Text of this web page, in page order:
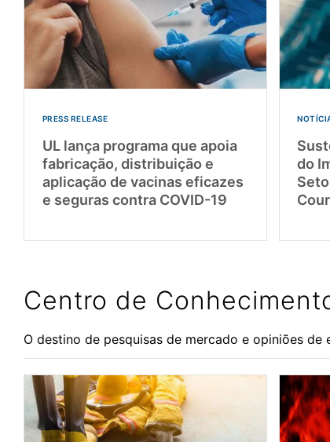
PRESS RELEASE
UL lança programa que apoia
fabricação, distribuição e
aplicação de vacinas eficazes
e seguras contra COVID-19
do
Centro de
O destino de pesquisas de mercado e opiniões